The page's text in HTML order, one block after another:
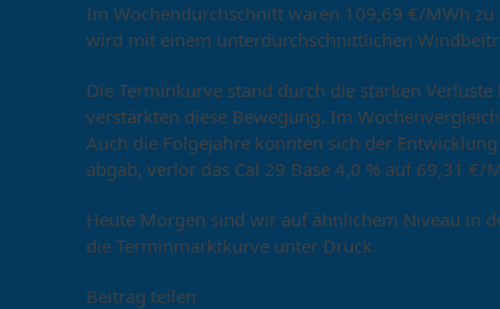
Im Wochendurchschnitt waren 109,69 €/MWh
wird mit einem unterdurchschnittlichen
Die Terminkurve stand durch die starken
verstärkten diese Bewegung. Im
Auch die Folgejahre konnten sich der
abgab, verlor das Cal 29 Base 4,0 % auf 69,31 €/
Heute Morgen sind wir auf ähnlichem Niveau in
die Terminmarktkurve unter Druck.
Beitrag teilen